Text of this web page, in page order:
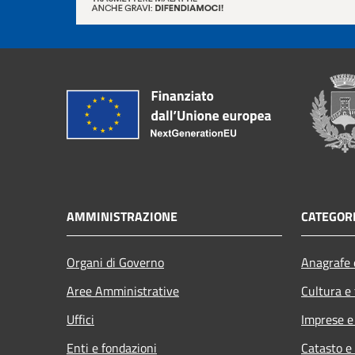
AMMINISTRAZIONE
Organi di Governo
Aree Amministrative
Uffici
Enti e fondazioni
Cultura
Imprese
Catasto